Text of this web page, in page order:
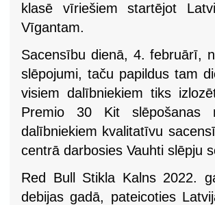
klasē vīriešiem startējot
Vīgantam.
Sacensību dienā, 4. februārī,
slēpojumi, taču papildus tam
visiem dalībniekiem tiks
Premio 30 Kit slēpošanas
dalībniekiem kvalitatīvu
centrā darbosies Vauhti slēpju
Red Bull Stikla Kalns 2022.
debijas gadā, pateicoties